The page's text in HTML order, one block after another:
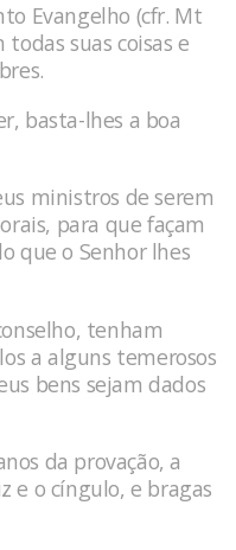
Evangelho (cfr. Mt
suas coisas e
basta-lhes a boa
ministros de serem
para que façam
que o Senhor lhes
tenham
a alguns temerosos
bens sejam dados
da provação, a
e o cíngulo, e bragas